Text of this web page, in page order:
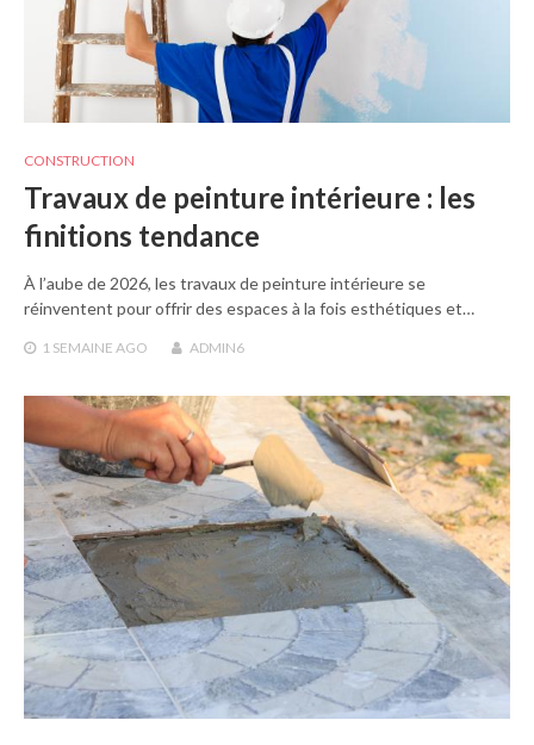
CONSTRUCTION
Travaux de peinture intérieure : les
finitions tendance
À l’aube de 2026, les travaux de peinture intérieure se
réinventent pour offrir des espaces à la fois esthétiques et…
1 SEMAINE AGO ADMIN6